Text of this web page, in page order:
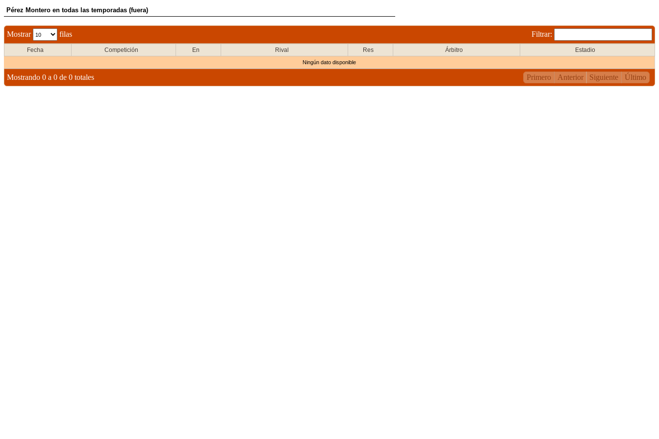
Pérez Montero en todas las temporadas (fuera)
Mostrar filas Filtrar:
Fecha Competición En Rival Res Árbitro Estadio
Ningún dato disponible
Mostrando 0 a 0 de 0 totales Primero Anterior Siguiente Último